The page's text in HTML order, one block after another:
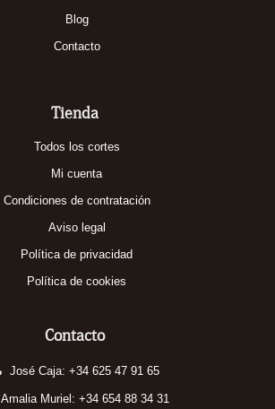
Blog
Contacto
Tienda
Todos los cortes
Mi cuenta
Condiciones de contratación
Aviso legal
Política de privacidad
Política de cookies
Contacto
José Caja: +34 625 47 91 65
Amalia Muriel: +34 654 88 34 31